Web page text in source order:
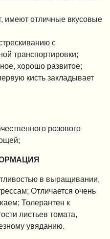
имеют отличные вкусовые
с
транспортировки;
хорошо развитое;
кисть закладывает
розового
в выращивании,
Отличается очень
Толерантен к
листьев томата,
увяданию.